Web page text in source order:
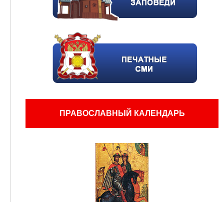
ПРАВОСЛАВНЫЙ КАЛЕНДАРЬ